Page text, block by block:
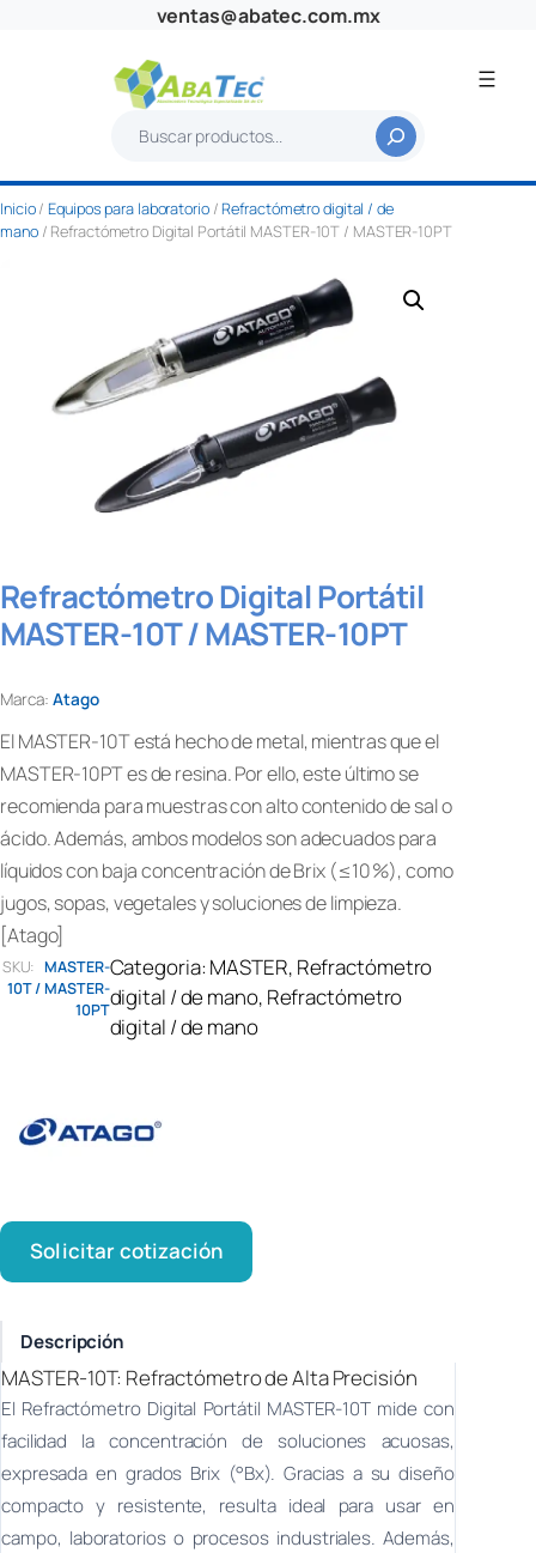
ventas@abatec.com.mx
s
c
a
Inicio/Equipos para laboratorio/Refractómetro digital / de
mano/ Refractómetro Digital Portátil MASTER-10T / MASTER-10PT
Refractómetro Digital Portátil
MASTER-10T / MASTER-10PT
Marca: Atago
El MASTER-10T está hecho de metal, mientras que el
MASTER-10PT es de resina. Por ello, este último se
recomienda para muestras con alto contenido de sal o
ácido. Además, ambos modelos son adecuados para
líquidos con baja concentración de Brix (≤10 %), como
jugos, sopas, vegetales y soluciones de limpieza.
[Atago]
SKU: MASTER-
10T / MASTER-
10PT
Categoria:MASTER, Refractómetro
digital / de mano, Refractómetro
digital / de mano
Solicitar cotización
Descripción
MASTER-10T: Refractómetro de Alta Precisión
El Refractómetro Digital Portátil MASTER-10T mide con
facilidad la concentración de soluciones acuosas,
expresada en grados Brix (°Bx). Gracias a su diseño
compacto y resistente, resulta ideal para usar en
campo, laboratorios o procesos industriales. Además,